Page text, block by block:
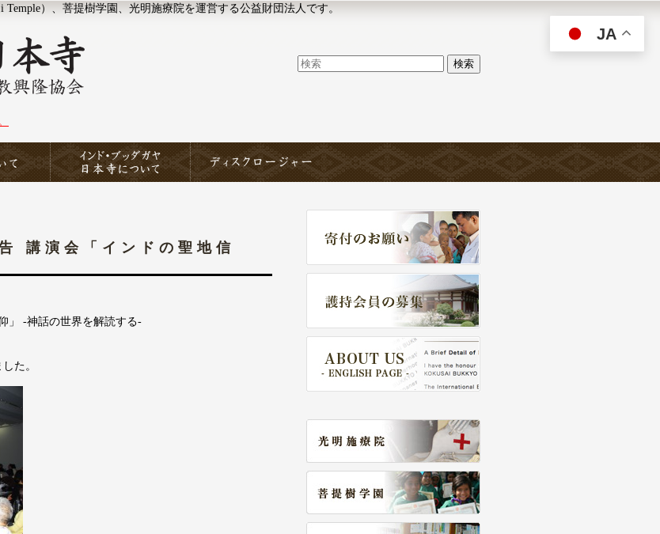
）、菩提樹学園、光明施療院を運営する公益財団法人です。
講演会「インドの聖地信
」 -神話の世界を解読する-
た。
JA